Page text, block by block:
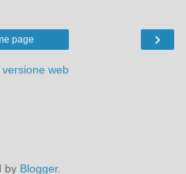
›
page
web
by Blogger.